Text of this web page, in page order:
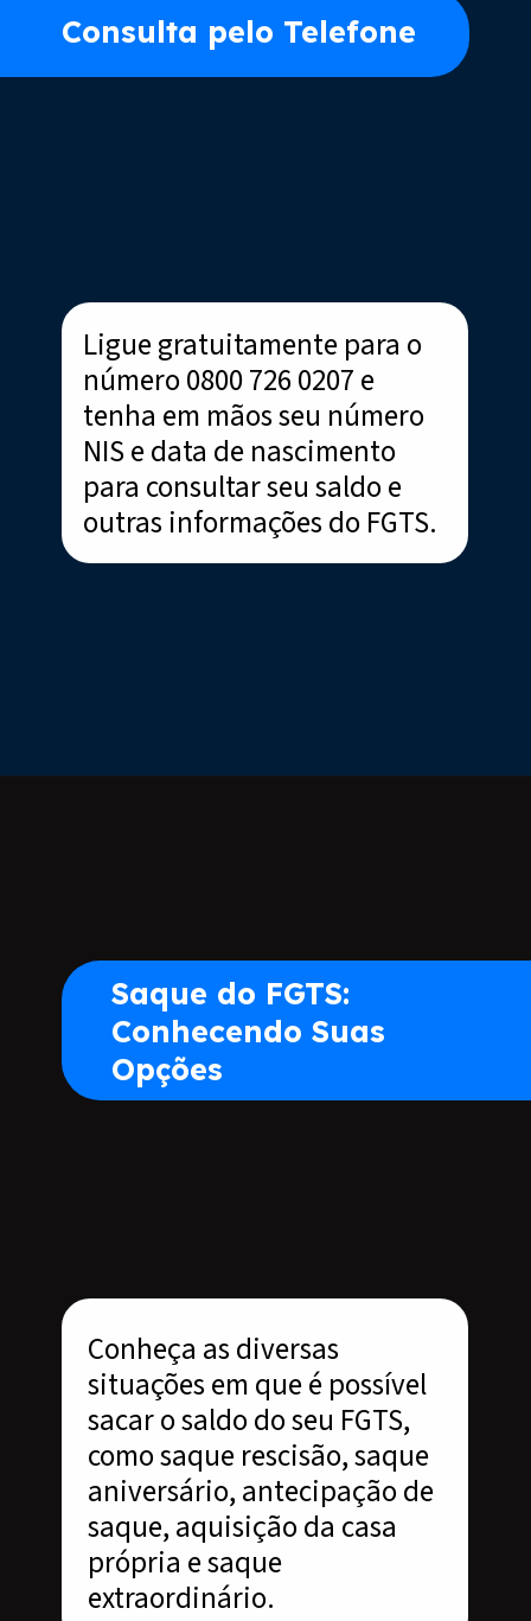
Ligue gratuitamente para o
número 0800 726 0207 e
tenha em mãos seu número
NIS e data de nascimento
para consultar seu saldo e
outras informações do FGTS.
Consulta pelo Telefone
Conheça as diversas
situações em que é possível
sacar o saldo do seu FGTS,
como saque rescisão, saque
aniversário, antecipação de
saque, aquisição da casa
própria e saque
extraordinário.
Saque do FGTS:
Conhecendo Suas
Opções